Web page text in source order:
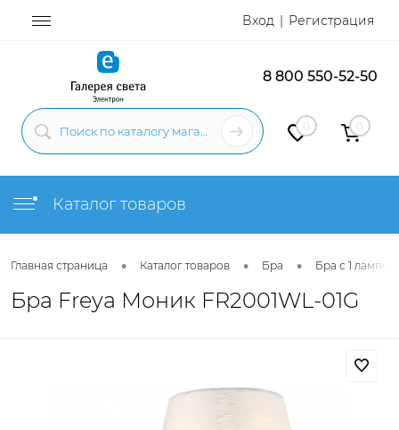
Вход Регистрация
8 800 550-52-50
0 0
Каталог товаров
Главная страница • Каталог товаров • Бра • Бра с 1 лампой
Бра Freya Моник FR2001WL-01G